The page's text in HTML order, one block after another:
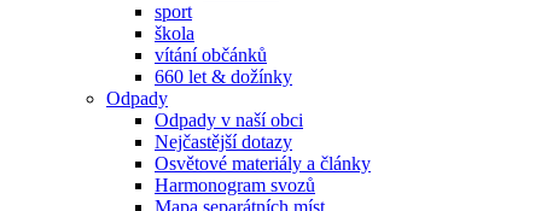
sport
škola
vítání občánků
660 let & dožínky
Odpady
Odpady v naší obci
Nejčastější dotazy
Osvětové materiály a články
Harmonogram svozů
Mapa separátních míst